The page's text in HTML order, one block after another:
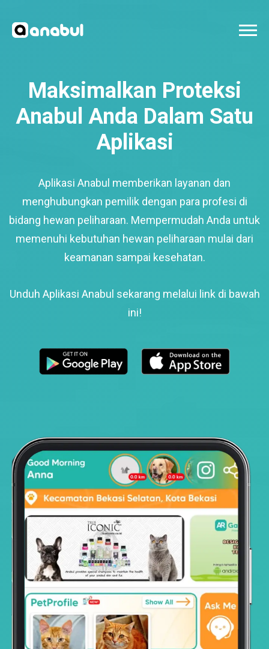
Maksimalkan Proteksi
Anabul Anda Dalam Satu
Aplikasi
Aplikasi Anabul memberikan layanan dan
menghubungkan pemilik dengan para profesi di
bidang hewan peliharaan. Mempermudah Anda untuk
memenuhi kebutuhan hewan peliharaan mulai dari
keamanan sampai kesehatan.
Unduh Aplikasi Anabul sekarang melalui link di bawah
ini!